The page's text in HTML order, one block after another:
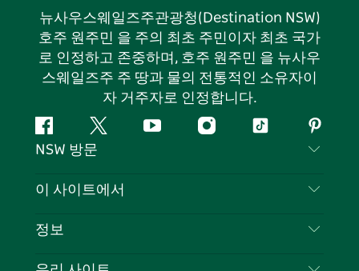
뉴사우스웨일즈주관광청(Destination NSW)
호주 원주민 을 주의 최초 주민이자 최초 국가
로 인정하고 존중하며, 호주 원주민 을 뉴사우
스웨일즈주 주 땅과 물의 전통적인 소유자이
자 거주자로 인정합니다.
페
이
북
지
다
유
인
틱
핀
터
스
NSW 방문
문의하기
이 사이트에서
목적지
정보
여행 정보